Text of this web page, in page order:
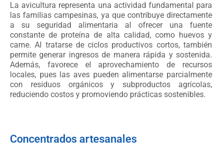
La avicultura representa una actividad fundamental para
las familias campesinas, ya que contribuye directamente
a su seguridad alimentaria al ofrecer una fuente
constante de proteína de alta calidad, como huevos y
carne. Al tratarse de ciclos productivos cortos, también
permite generar ingresos de manera rápida y sostenida.
Además, favorece el aprovechamiento de recursos
locales, pues las aves pueden alimentarse parcialmente
con residuos orgánicos y subproductos agrícolas,
reduciendo costos y promoviendo prácticas sostenibles.
Concentrados artesanales